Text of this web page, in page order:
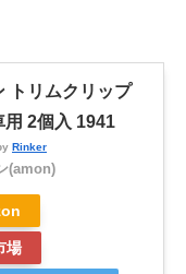
トリムクリップ
用 2個入 1941
Rinker
(amon)
場